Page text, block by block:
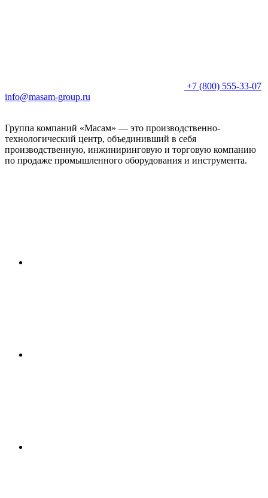
+7 (800) 555-33-07
info@masam-group.ru
Группа компаний «Масам» — это производственно-
технологический центр, объединивший в себя
производственную, инжиниринговую и торговую компанию
по продаже промышленного оборудования и инструмента.